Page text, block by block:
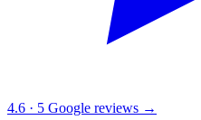
4.6 · 5 Google reviews →